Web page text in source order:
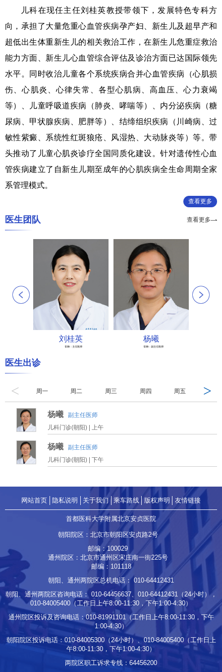
儿科在现任主任刘桂英教授带领下，发展特色专科方
向，承担了大量危重心血管疾病孕产妇、新生儿及超早产和
超低出生体重新生儿的相关救治工作，在新生儿危重症救治
能力方面、新生儿心血管综合评估及诊治方面已达国际领先
水平。同时收治儿童各个系统疾病合并心血管疾病（心肌损
伤、心肌炎、心律失常、各型心肌病、高血压、心力衰竭
等）、儿童呼吸道疾病（肺炎、哮喘等）、内分泌疾病（糖
尿病、甲状腺疾病、肥胖等）、结缔组织疾病（川崎病、过
敏性紫癜、系统性红斑狼疮、风湿热、大动脉炎等）等。带
头推动了儿童心肌炎诊疗全国同质化建设。针对遗传性心血
管疾病建立了自新生儿期至成年的心肌疾病全生命周期全家
系管理模式。
查看更多
医生团队 查看更多
刘桂英
职称： 主任医师
杨曦
职称：副主任医师
医生出诊
< 周一 周二 周三 周四 周五 周六
>
杨曦
副主任医师
儿科门诊(朝阳) | 上午
杨曦
副主任医师
儿科门诊(朝阳) | 下午
网站首页 隐私说明 关于我们 乘车路线 版权声明 友情链接
首都医科大学附属北京安贞医院
朝阳院区：北京市朝阳区安贞路2号
邮编：100029
通州院区：北京市通州区宋庄南一街225号
邮编：101118
朝阳、通州两院区总机电话： 010-64412431
朝阳、通州两院区咨询电话： 010-64456637、 010-64412431 （24小时），
010-84005400 （工作日上午8:00-11:30，下午1:00-4:30）
通州院区投诉及咨询电话：010-81991101 （工作日上午8:00-11:30，下午
1:00-4:30）
朝阳院区投诉电话： 010-84005300（24小时）、010-84005400（工作日上
午8:00-11:30，下午1:00-4:30）
两院区职工诉求专线： 64456200